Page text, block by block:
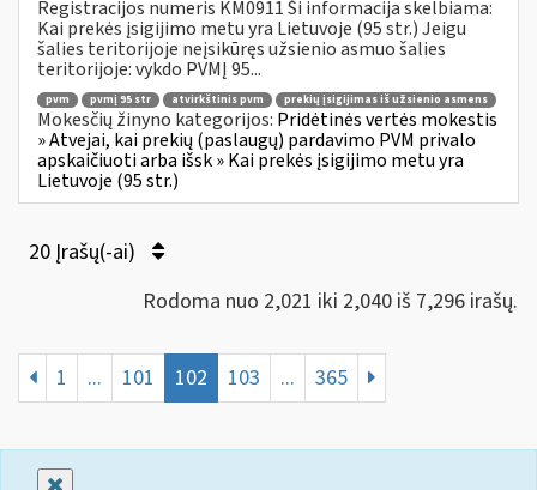
Registracijos numeris KM0911 Ši informacija skelbiama:
Kai prekės įsigijimo metu yra Lietuvoje (95 str.) Jeigu
šalies teritorijoje neįsikūręs užsienio asmuo šalies
teritorijoje: vykdo PVMĮ 95...
pvm pvmį 95 str atvirkštinis pvm prekių įsigijimas iš užsienio asmens
Mokesčių žinyno kategorijos: Pridėtinės vertės mokestis
» Atvejai, kai prekių (paslaugų) pardavimo PVM privalo
apskaičiuoti arba išsk » Kai prekės įsigijimo metu yra
Lietuvoje (95 str.)
20 Įrašų(-ai)
Rodoma nuo 2,021 iki 2,040 iš 7,296 irašų.
1 ... 101 102 103 ... 365